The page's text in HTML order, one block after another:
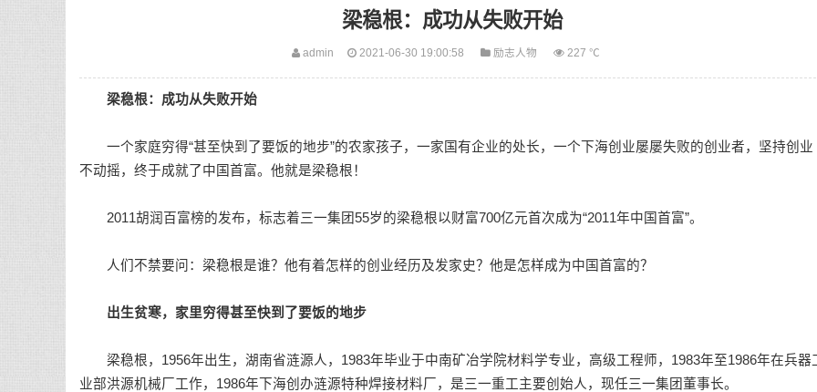
梁稳根：成功从失败开始
admin 2021-06-30 19:00:58 励志人物 227 ℃
梁稳根：成功从失败开始
一个家庭穷得“甚至快到了要饭的地步”的农家孩子，一家国有企业的处长，一个下海创业屡屡失败的创业者，坚持创业
不动摇，终于成就了中国首富。他就是梁稳根！
2011胡润百富榜的发布，标志着三一集团55岁的梁稳根以财富700亿元首次成为“2011年中国首富”。
人们不禁要问：梁稳根是谁？他有着怎样的创业经历及发家史？他是怎样成为中国首富的？
出生贫寒，家里穷得甚至快到了要饭的地步
梁稳根，1956年出生，湖南省涟源人，1983年毕业于中南矿冶学院材料学专业，高级工程师，1983年至1986年在兵器
业部洪源机械厂工作，1986年下海创办涟源特种焊接材料厂，是三一重工主要创始人，现任三一集团董事长。